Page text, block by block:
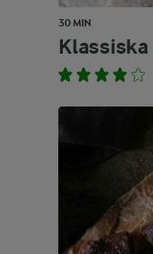
30 MIN